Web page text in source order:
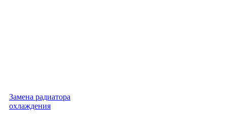
Замена радиатора
охлаждения